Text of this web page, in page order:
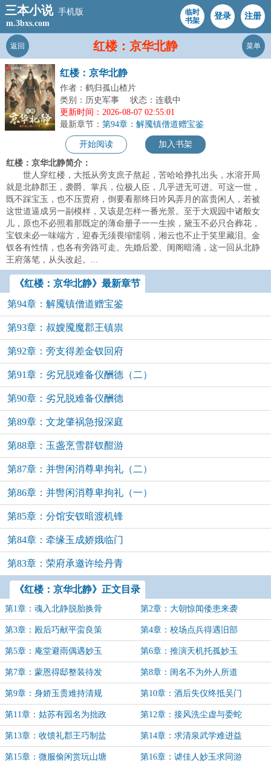
三本小说 手机版
m.3bxs.com
临时
书架
登录 注册
红楼：京华北静
返回 菜单
红楼：京华北静
作者：鹤归孤山楂片
类别：历史军事
状态：连载中
更新时间：2026-08-07 02:55:01
最新章节： 第94章：解魇镇僧道赠宝鉴
开始阅读 加入书架
红楼：京华北静简介：
世人穿红楼，大抵从旁支庶子熬起，苦哈哈挣扎出头，水溶开局
就是北静郡王，袭爵、掌兵，位极人臣，几乎进无可进。可这一世，
既不踩宝玉，也不压贾府，倒要看那终日吟风弄月的富贵闲人，若被
这世道逼成另一副模样，又该是怎样一番光景。至于大观园中诸般女
儿，原也不必照着那既定的薄命册子一一生挨，黛玉不必只合葬花，
宝钗未必一味端方，迎春无须畏缩懦弱，湘云也不止于笑里藏泪。金
钗各有性情，也各有旁路可走。先婚后爱、闺阁暗涌，这一回从北静
王府落笔，从头改起。...
《红楼：京华北静》最新章节
第94章：解魇镇僧道赠宝鉴
第93章：叔嫂魇魔郡王镇祟
第92章：旁支得差金钗回府
第91章：劣兄脱难备仪酬德（二）
第90章：劣兄脱难备仪酬德
第89章：文龙肇祸急报深庭
第88章：玉盏烹雪群钗酣游
第87章：并辔闲消尊卑拘礼（二）
第86章：并辔闲消尊卑拘礼（一）
第85章：分馆安钗暗渡机锋
第84章：牵缘玉成娇娥临门
第83章：荣府承邀许绘丹青
《红楼：京华北静》正文目录
第1章：魂入北静脱胎换骨 第2章：大朝惊闻倭患来袭
第3章：殿后巧献平蛮良策 第4章：校场点兵得遇旧部
第5章：庵堂避雨偶遇妙玉 第6章：推演天机托孤妙玉
第7章：蒙恩得邸整装待发 第8章：闺名不为外人所道
第9章：身娇玉贵难持清规 第10章：酒后失仪终抵吴门
第11章：姑苏有园名为拙政 第12章：接风洗尘虚与委蛇
第13章：收馈礼郡王巧制盐 第14章：求清泉武学难进益
第15章：微服偷闲赏玩山塘 第16章：谑佳人妙玉求同游